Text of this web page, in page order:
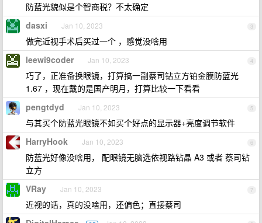
防蓝光貌似是个智商税？不太确定
3
dasxi Jan 10, 2023
做完近视手术后买过一个 ，感觉没啥用
4
leewi9coder Jan 10, 2023
巧了，正准备换眼镜，打算搞一副蔡司钻立方铂金膜防蓝光
1.67 ，现在戴的是国产明月，打算比较一下看看
5
pengtdyd Jan 10, 2023
与其买个防蓝光眼镜不如买个好点的显示器+亮度调节软件
6
HarryHook Jan 10, 2023
防蓝光好像没啥用， 配眼镜无脑选依视路钻晶 A3 或者 蔡司钻
立方
7
VRay Jan 10, 2023
近视的话，真的没啥用，还偏色；直接蔡司